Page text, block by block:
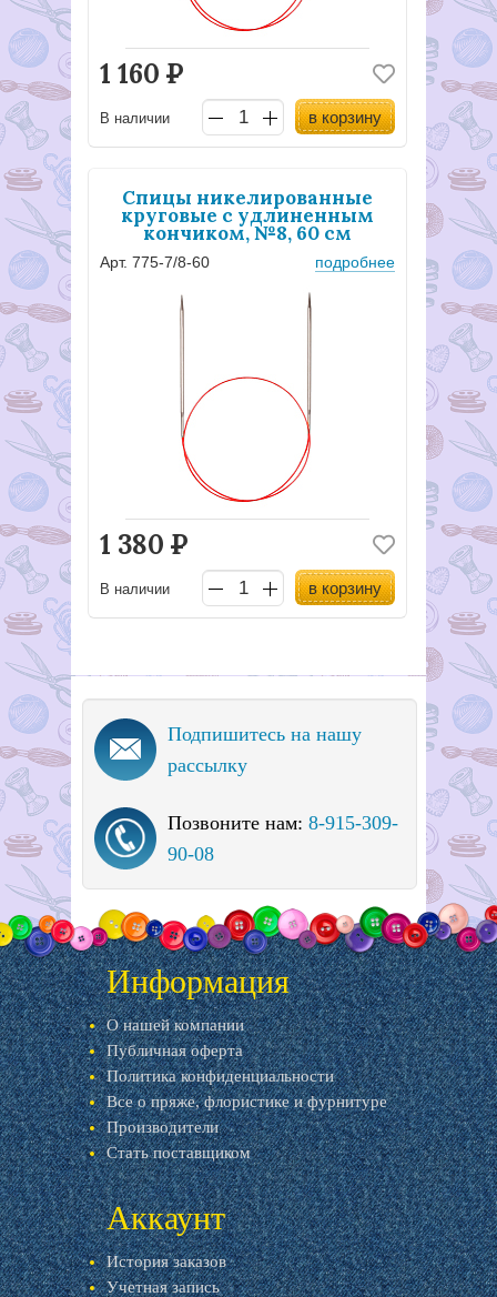
1 160 Р
В наличии в корзину
Спицы никелированные
круговые с удлиненным
кончиком, №8, 60 см
Арт. 775-7/8-60 подробнее
1 380 Р
В наличии в корзину
Подпишитесь на нашу
рассылку
Позвоните нам: 8-915-309-
90-08
Информация
О нашей компании
Публичная оферта
Политика конфиденциальности
Все о пряже, флористике и фурнитуре
Производители
Стать поставщиком
Аккаунт
История заказов
Учетная запись